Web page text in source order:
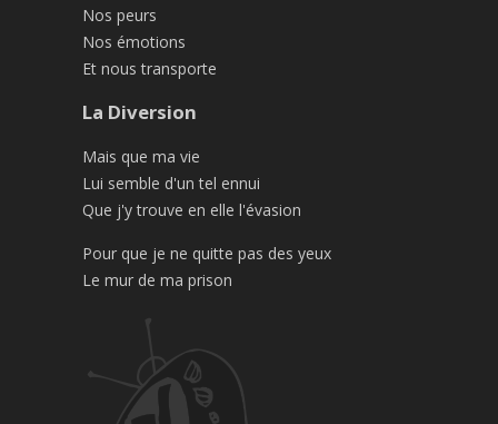
Nos peurs
Nos émotions
Et nous transporte
La Diversion
Mais que ma vie
Lui semble d'un tel ennui
Que j'y trouve en elle l'évasion
Pour que je ne quitte pas des yeux
Le mur de ma prison